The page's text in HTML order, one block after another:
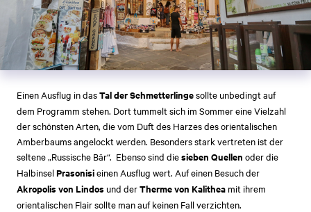
Einen Ausflug in dasTal der Schmetterlingesollte unbedingt auf
dem Programm stehen. Dort tummelt sich im Sommer eine Vielzahl
der schönsten Arten, die vom Duft des Harzes des orientalischen
Amberbaums angelockt werden. Besonders stark vertreten ist der
seltene „Russische Bär“. Ebenso sind diesieben Quellen oder die
HalbinselPrasonisieinen Ausflug wert. Auf einen Besuch der
Akropolis von Lindos und derTherme von Kalithea mit ihrem
orientalischen Flair sollte man auf keinen Fall verzichten.